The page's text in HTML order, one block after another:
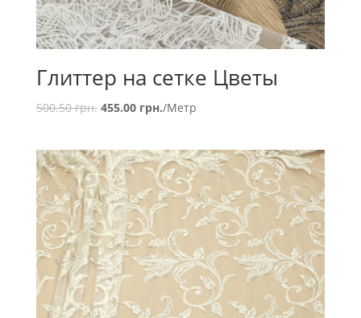
Глиттер на сетке Цветы
500.50грн. 455.00 грн./Метр